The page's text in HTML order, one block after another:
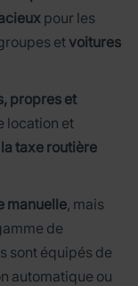
pour les
et voitures
propres et
location et
taxe routière
manuelle, mais
de
sont équipés de
automatique ou